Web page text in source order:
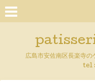
広島市安佐南区長楽寺の
tel